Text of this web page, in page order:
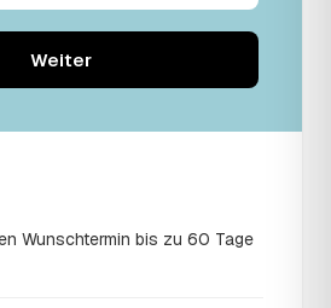
Weiter
Wunschtermin bis zu 60 Tage